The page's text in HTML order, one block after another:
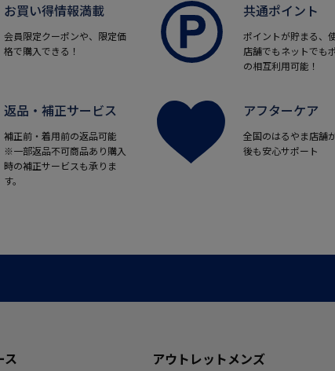
お買い得情報満載
会員限定クーポンや、限定価
格で購入できる！
共通ポイント
ポイントが貯まる、
店舗でもネットでも
の相互利用可能！
返品・補正サービス
補正前・着用前の返品可能
※一部返品不可商品あり購入
時の補正サービスも承りま
す。
アフターケア
全国のはるやま店舗
後も安心サポート
ス アウトレットメンズ